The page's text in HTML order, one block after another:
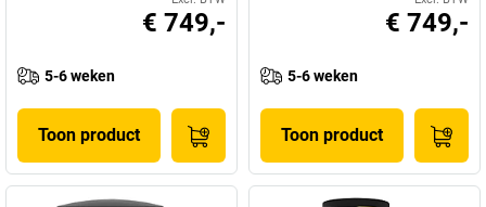
€ 749,-
5-6 weken
Toon product
€ 749,-
5-6 weken
Toon product